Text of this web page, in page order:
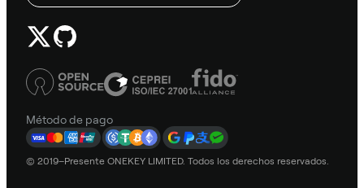
Método de pago
© 2019–Presente ONEKEY LIMITED. Todos los derechos reservados.